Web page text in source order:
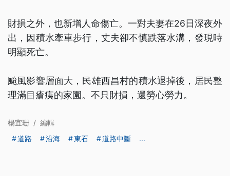
財損之外，也新增人命傷亡。一對夫妻在26日深夜外
出，因積水牽車步行，丈夫卻不慎跌落水溝，發現時
明顯死亡。
颱風影響層面大，民雄西昌村的積水退掉後，居民整
理滿目瘡痍的家園。不只財損，還勞心勞力。
楊宜珊 / 編輯
道路
沿海 東石 道路中斷 ...